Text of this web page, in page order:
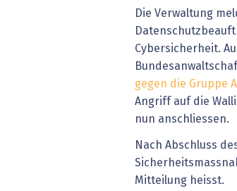
Die Verwaltung
Cybersicherheit.
gegen die Gruppe
Angriff auf die
nun anschliessen.
Nach Abschluss
Mitteilung heisst.